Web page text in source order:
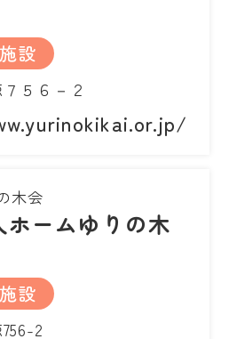
設
５６－２
木会
ームゆりの木
設
2